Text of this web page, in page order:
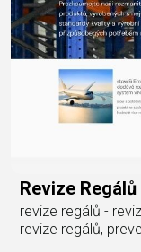
Revize Regálů
revize regálů -
revize regálů,